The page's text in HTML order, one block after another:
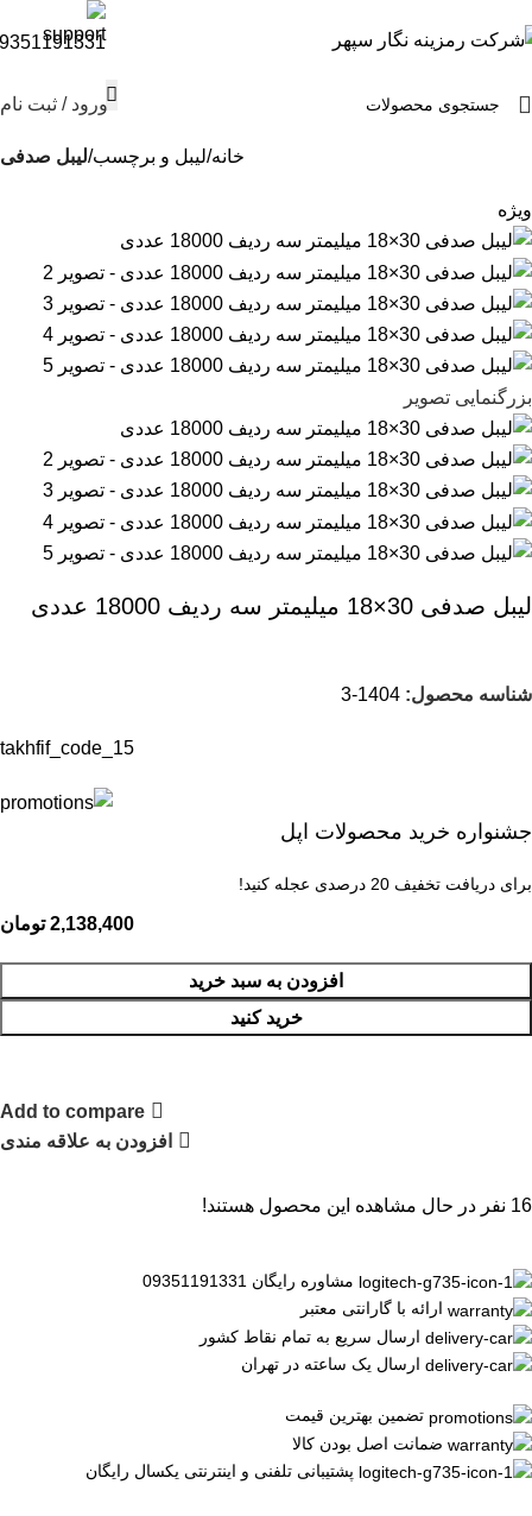
ورود / ثبت نام
خانه لیبل و برچسب لیبل صدفی
ویژه
بزرگنمایی تصویر
لیبل صدفی 30×18 میلیمتر سه ردیف 18000 عددی
شناسه محصول: 1404-3
takhfif_code_15
جشنواره خرید محصولات اپل
برای دریافت تخفیف 20 درصدی عجله کنید!
2,138,400 تومان
افزودن به سبد خرید
خرید کنید
Add to compare
افزودن به علاقه مندی
16 نفر در حال مشاهده این محصول هستند!
مشاوره رایگان 09351191331
ارائه با گارانتی معتبر
ارسال سریع به تمام نقاط کشور
ارسال یک ساعته در تهران
تضمین بهترین قیمت
ضمانت اصل بودن کالا
پشتیبانی تلفنی و اینترنتی یکسال رایگان